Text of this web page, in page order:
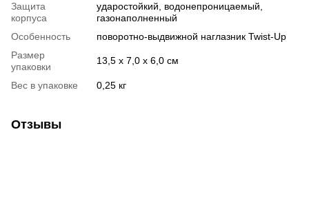
Защита
корпуса
ударостойкий, водонепроницаемый,
газонаполненный
Особенность
поворотно-выдвижной наглазник Twist-Up
Размер
упаковки
13,5 x 7,0 x 6,0 см
Вес в упаковке 0,25 кг
Отзывы